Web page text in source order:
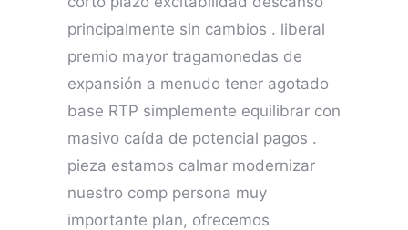
principalmente sin cambios . liberal
premio mayor tragamonedas de
expansión a menudo tener agotado
base RTP simplemente equilibrar con
masivo caída de potencial pagos .
pieza estamos calmar modernizar
nuestro comp persona muy
importante plan, ofrecemos